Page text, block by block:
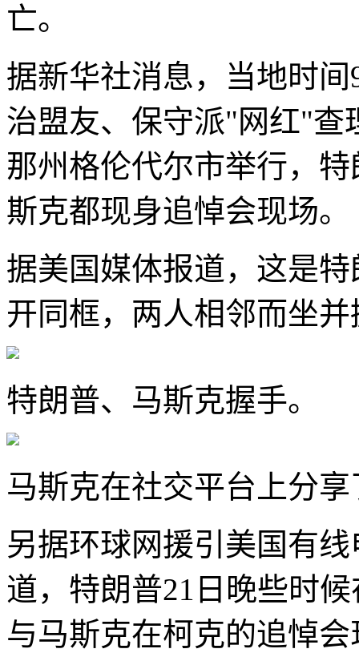
亡。
据新华社消息，当地时
治盟友、保守派"网红"查
那州格伦代尔市举行，
斯克都现身追悼会现场。
据美国媒体报道，这是
开同框，两人相邻而坐
特朗普、马斯克握手。
马斯克在社交平台上分
另据环球网援引美国有
道，特朗普21日晚些时
与马斯克在柯克的追悼